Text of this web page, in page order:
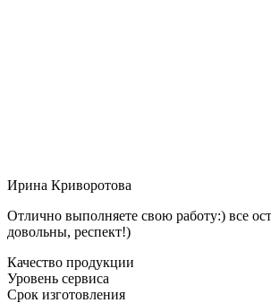
Ирина Криворотова
Отлично выполняете свою работу:) все
довольны, респект!)
Качество продукции
Уровень сервиса
Срок изготовления